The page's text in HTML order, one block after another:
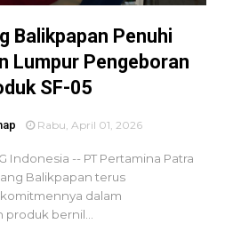
Balikpapan Penuhi
Lumpur Pengeboran
SF-05
Rabu, April 01, 2026
Indonesia -- PT Pertamina Patra
Balikpapan terus
dalam
bernil...